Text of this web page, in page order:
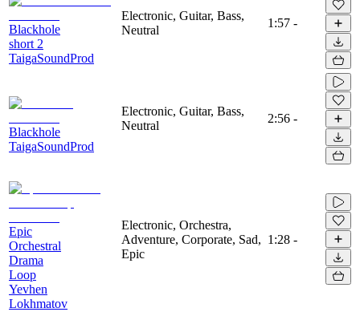
Blackhole
short 2
TaigaSoundProd
Electronic, Guitar, Bass,
Neutral
1:57 -
Blackhole
TaigaSoundProd
Electronic, Guitar, Bass,
Neutral
2:56 -
Epic
Orchestral
Drama
Loop
Yevhen
Lokhmatov
Electronic, Orchestra,
Adventure, Corporate, Sad,
Epic
1:28 -